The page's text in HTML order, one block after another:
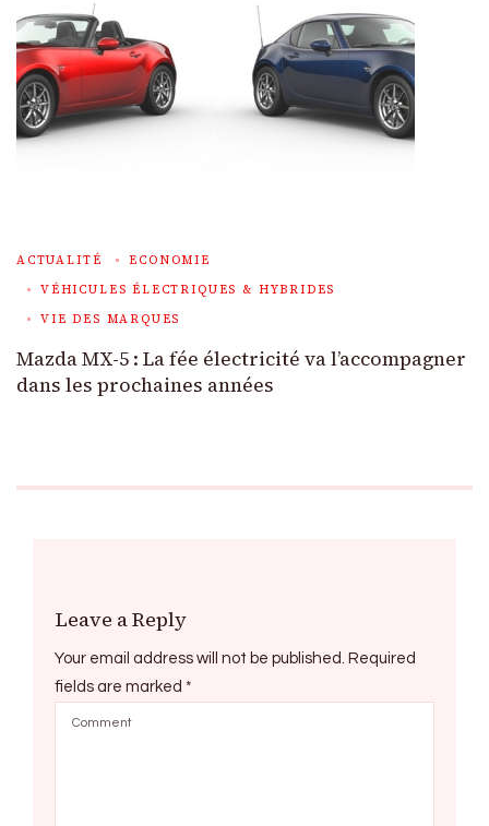
ACTUALITÉ
ECONOMIE
VÉHICULES ÉLECTRIQUES & HYBRIDES
VIE DES MARQUES
Mazda MX-5 : La fée électricité va l’accompagner
dans les prochaines années
Leave a Reply
Your email address will not be published. Required
fields are marked *